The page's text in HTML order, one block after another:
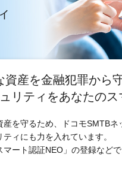
資産を金融犯罪から
リティをあなたのス
産を守るため、ドコモSMTBネ
ィにも力を入れています。
マート認証NEO」の登録など